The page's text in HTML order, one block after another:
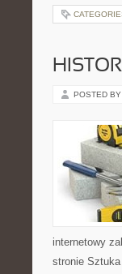
POSTED BY
internetowy
stronie